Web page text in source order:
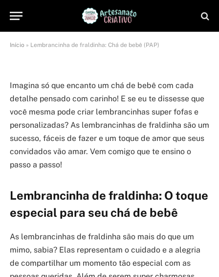
Início » Lembrancinha de fraldinha: Chá de bebê (PAP)
07/11/2025
Imagina só que encanto um chá de bebê com cada
detalhe pensado com carinho! E se eu te dissesse que
você mesma pode criar lembrancinhas super fofas e
personalizadas? As lembrancinhas de fraldinha são um
sucesso, fáceis de fazer e um toque de amor que seus
convidados vão amar. Vem comigo que te ensino o
passo a passo!
Lembrancinha de fraldinha: O toque
especial para seu chá de bebê
As lembrancinhas de fraldinha são mais do que um
mimo, sabia? Elas representam o cuidado e a alegria
de compartilhar um momento tão especial com as